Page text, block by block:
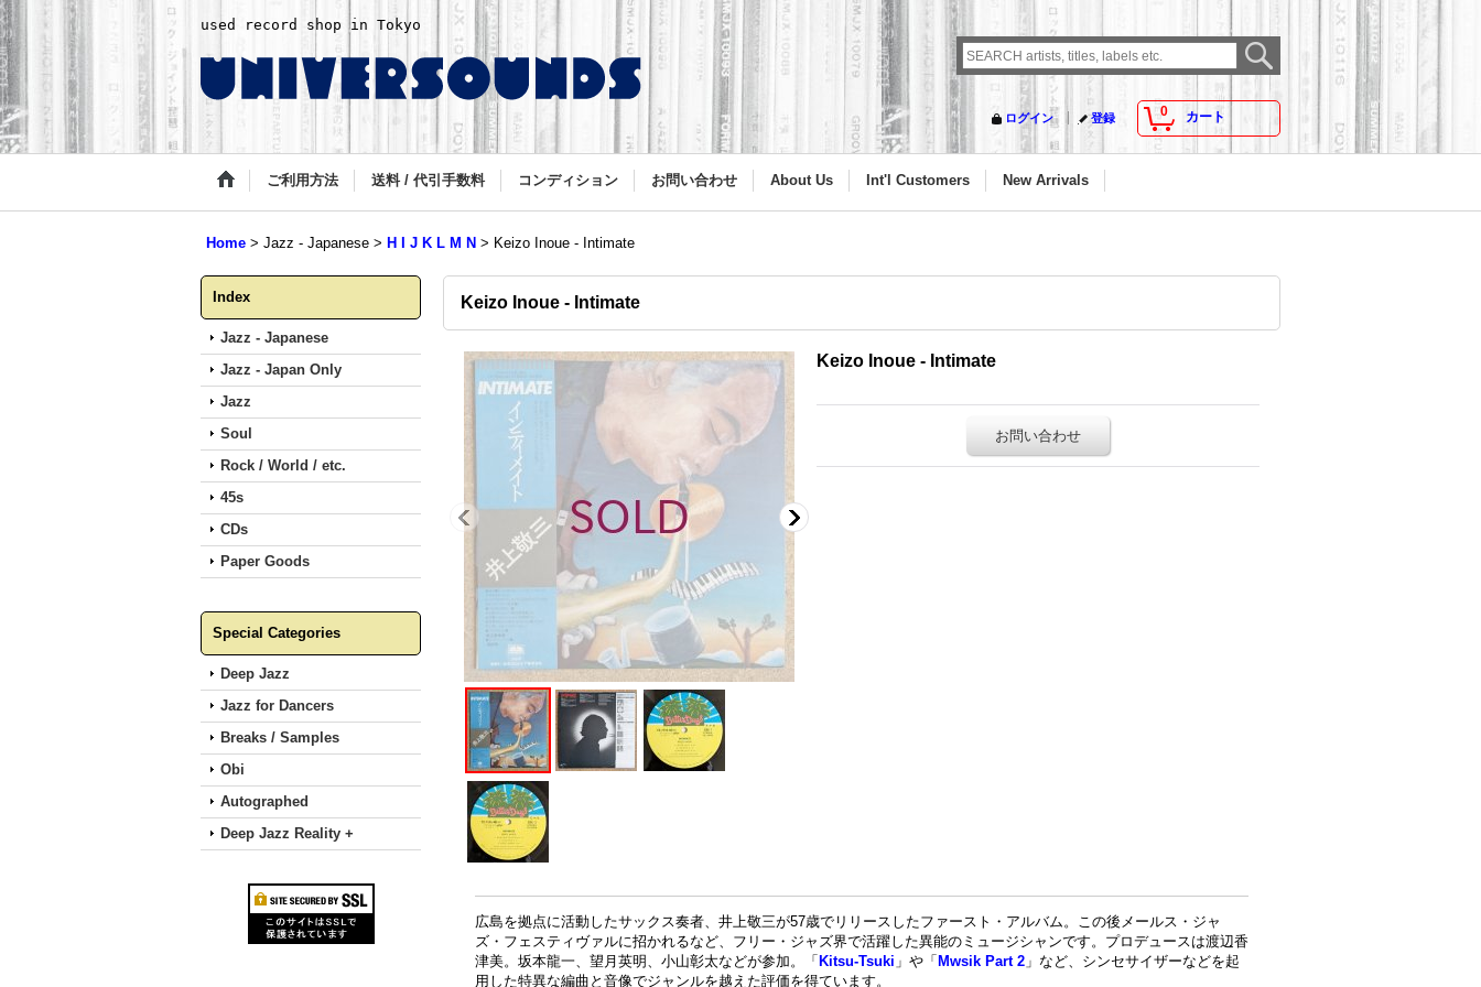
used record shop in Tokyo
0 カート
ログイン 登録
ご利用方法 送料 / 代引手数料 コンディション お問い合わせ About Us Int'l Customers New Arrivals
Home > Jazz - Japanese > H I J K L M N > Keizo Inoue - Intimate
Index
Jazz - Japanese
Jazz - Japan Only
Jazz
Soul
Rock / World / etc.
45s
CDs
Paper Goods
Special Categories
Deep Jazz
Jazz for Dancers
Breaks / Samples
Obi
Autographed
Deep Jazz Reality +
Keizo Inoue - Intimate
Keizo Inoue - Intimate
お問い合わせ
広島を拠点に活動したサックス奏者、井上敬三が57歳でリリースしたファースト・アルバム。この後メールス・ジャ
ズ・フェスティヴァルに招かれるなど、フリー・ジャズ界で活躍した異能のミュージシャンです。プロデュースは渡辺香
津美。坂本龍一、望月英明、小山彰太などが参加。「 Kitsu-Tsuki 」や「 Mwsik Part 2 」など、シンセサイザーなどを起
用した特異な編曲と音像でジャンルを越えた評価を得ています。